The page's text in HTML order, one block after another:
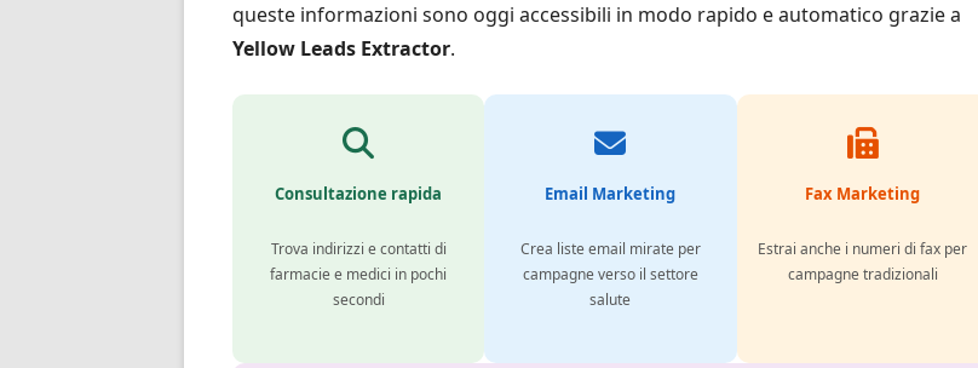
queste informazioni sono oggi accessibili in modo rapido e automatico grazie a
Yellow Leads Extractor.
Consultazione rapida
Trova indirizzi e contatti di
farmacie e medici in pochi
secondi
Email Marketing
Crea liste email mirate per
campagne verso il settore
salute
Fax Marketing
Estrai anche i numeri di fax per
campagne tradizionali